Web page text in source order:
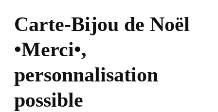
Carte-Bijou de Noël
•Merci•,
personnalisation
possible